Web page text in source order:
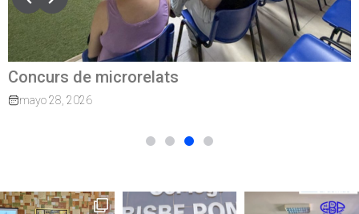
Concurs de microrelats
mayo 28, 2026